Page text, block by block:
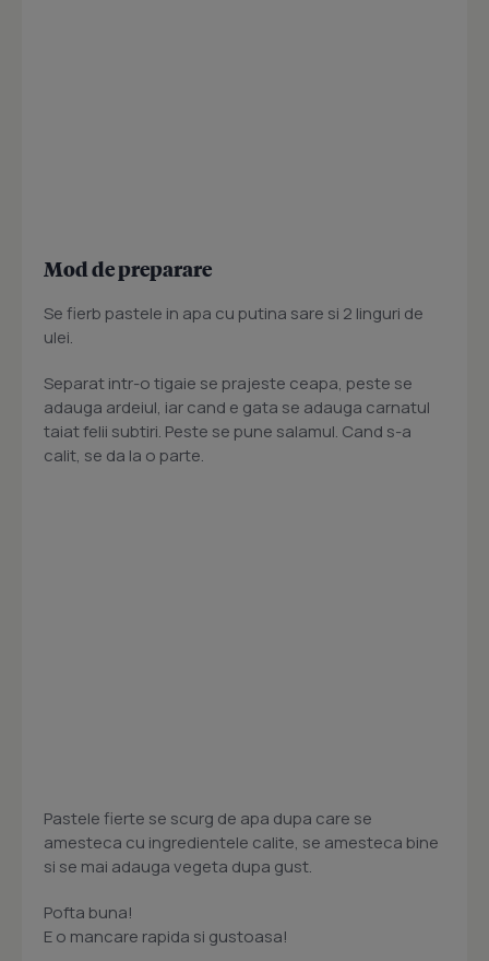
Mod de preparare
Se fierb pastele in apa cu putina sare si 2 linguri de
ulei.
Separat intr-o tigaie se prajeste ceapa, peste se
adauga ardeiul, iar cand e gata se adauga carnatul
taiat felii subtiri. Peste se pune salamul. Cand s-a
calit, se da la o parte.
Pastele fierte se scurg de apa dupa care se
amesteca cu ingredientele calite, se amesteca bine
si se mai adauga vegeta dupa gust.
Pofta buna!
E o mancare rapida si gustoasa!